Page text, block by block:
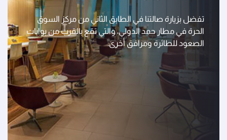
تفضل بزيارة صالتنا في الطابق الثاني من مركز السوق
الحرة في مطار حمد الدولي، والتي تقع بالقرب من بوابات
الصعود للطائرة ومرافق أخرى.